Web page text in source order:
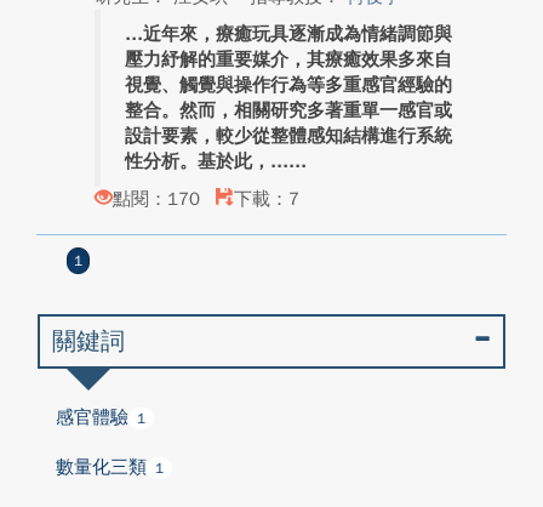
近年來，療癒玩具逐漸成為情緒調節與
壓力紓解的重要媒介，其療癒效果多來自
視覺、觸覺與操作行為等多重感官經驗的
整合。然而，相關研究多著重單一感官或
設計要素，較少從整體感知結構進行系統
性分析。基於此，...
點閱：170
下載：7
1
關鍵詞
感官體驗 1
數量化三類 1